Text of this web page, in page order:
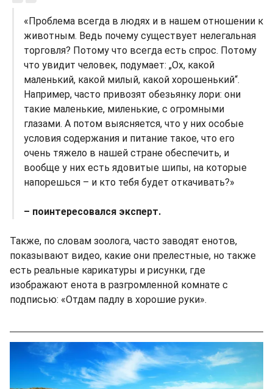
«Проблема всегда в людях и в нашем отношении к
животным. Ведь почему существует нелегальная
торговля? Потому что всегда есть спрос. Потому
что увидит человек, подумает: „Ох, какой
маленький, какой милый, какой хорошенький“.
Например, часто привозят обезьянку лори: они
такие маленькие, миленькие, с огромными
глазами. А потом выясняется, что у них особые
условия содержания и питание такое, что его
очень тяжело в нашей стране обеспечить, и
вообще у них есть ядовитые шипы, на которые
напорешься – и кто тебя будет откачивать?»
– поинтересовался эксперт.
Также, по словам зоолога, часто заводят енотов,
показывают видео, какие они прелестные, но также
есть реальные карикатуры и рисунки, где
изображают енота в разгромленной комнате с
подписью: «Отдам падлу в хорошие руки».